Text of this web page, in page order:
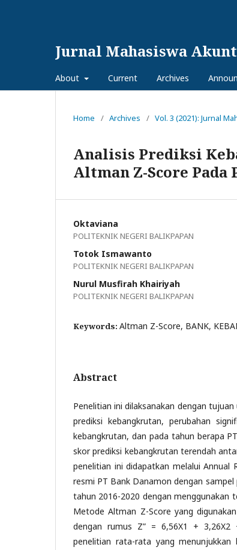
Jurnal Mahasiswa
About Current Archives
Home / Archives / Vol. 3 (2021): Jurnal
Analisis Prediksi
Altman Z-Score Pada
Oktaviana
POLITEKNIK NEGERI BALIKPAPAN
Totok Ismawanto
POLITEKNIK NEGERI BALIKPAPAN
Nurul Musfirah Khairiyah
POLITEKNIK NEGERI BALIKPAPAN
Keywords: Altman Z-Score, BANK,
Abstract
Penelitian ini dilaksanakan dengan
prediksi kebangkrutan, perubahan
kebangkrutan, dan pada tahun berapa
skor prediksi kebangkrutan terendah
penelitian ini didapatkan melalui Annual
resmi PT Bank Danamon dengan
tahun 2016-2020 dengan menggunakan
Metode Altman Z-Score yang
dengan rumus Z” = 6,56X1 + 3,26X2
penelitian rata-rata yang